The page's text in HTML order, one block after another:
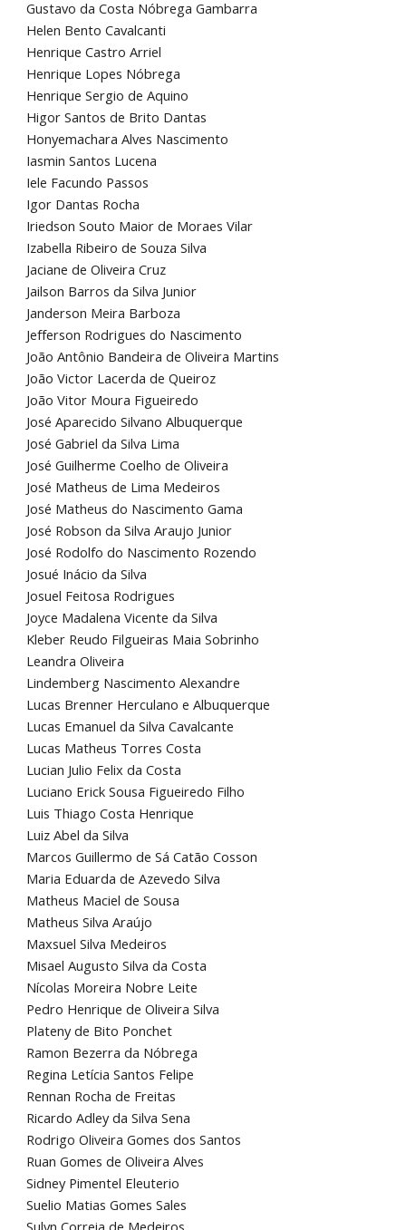
Gustavo da Costa Nóbrega Gambarra
Helen Bento Cavalcanti
Henrique Castro Arriel
Henrique Lopes Nóbrega
Henrique Sergio de Aquino
Higor Santos de Brito Dantas
Honyemachara Alves Nascimento
Iasmin Santos Lucena
Iele Facundo Passos
Igor Dantas Rocha
Iriedson Souto Maior de Moraes Vilar
Izabella Ribeiro de Souza Silva
Jaciane de Oliveira Cruz
Jailson Barros da Silva Junior
Janderson Meira Barboza
Jefferson Rodrigues do Nascimento
João Antônio Bandeira de Oliveira Martins
João Victor Lacerda de Queiroz
João Vitor Moura Figueiredo
José Aparecido Silvano Albuquerque
José Gabriel da Silva Lima
José Guilherme Coelho de Oliveira
José Matheus de Lima Medeiros
José Matheus do Nascimento Gama
José Robson da Silva Araujo Junior
José Rodolfo do Nascimento Rozendo
Josué Inácio da Silva
Josuel Feitosa Rodrigues
Joyce Madalena Vicente da Silva
Kleber Reudo Filgueiras Maia Sobrinho
Leandra Oliveira
Lindemberg Nascimento Alexandre
Lucas Brenner Herculano e Albuquerque
Lucas Emanuel da Silva Cavalcante
Lucas Matheus Torres Costa
Lucian Julio Felix da Costa
Luciano Erick Sousa Figueiredo Filho
Luis Thiago Costa Henrique
Luiz Abel da Silva
Marcos Guillermo de Sá Catão Cosson
Maria Eduarda de Azevedo Silva
Matheus Maciel de Sousa
Matheus Silva Araújo
Maxsuel Silva Medeiros
Misael Augusto Silva da Costa
Nícolas Moreira Nobre Leite
Pedro Henrique de Oliveira Silva
Plateny de Bito Ponchet
Ramon Bezerra da Nóbrega
Regina Letícia Santos Felipe
Rennan Rocha de Freitas
Ricardo Adley da Silva Sena
Rodrigo Oliveira Gomes dos Santos
Ruan Gomes de Oliveira Alves
Sidney Pimentel Eleuterio
Suelio Matias Gomes Sales
Sulyn Correia de Medeiros